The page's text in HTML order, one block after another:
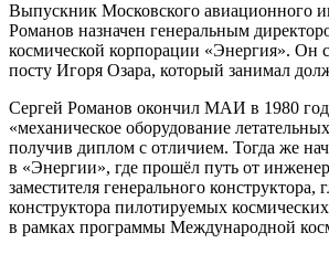
Выпускник Московского авиационного
Романов назначен генеральным
космической корпорации «Энергия». Он
посту Игоря Озара, который занимал
Сергей Романов окончил МАИ в 1980
«механическое оборудование
получив диплом с отличием. Тогда же
в «Энергии», где прошёл путь от
заместителя генерального конструктора,
конструктора пилотируемых
в рамках программы Международной